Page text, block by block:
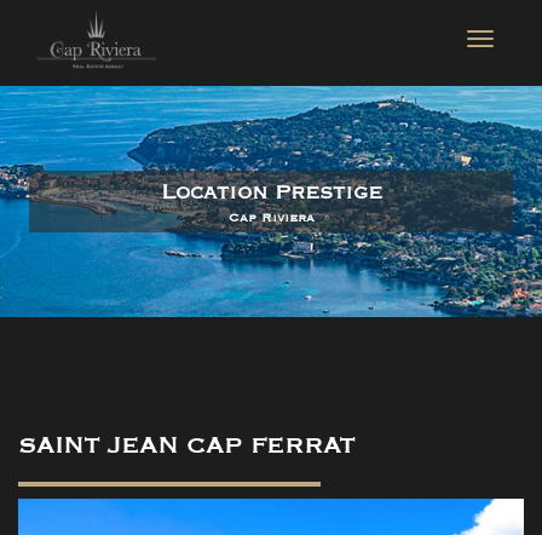
Location Prestige
Cap Riviera
SAINT JEAN CAP FERRAT